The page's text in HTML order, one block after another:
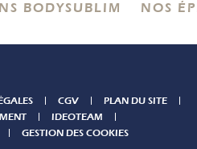
BODYSUBLIM
NOS
CGV
PLAN DU SITE
IDEOTEAM
GESTION DES COOKIES